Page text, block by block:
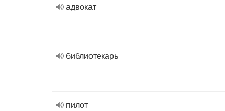
адвокат
библиотекарь
пилот